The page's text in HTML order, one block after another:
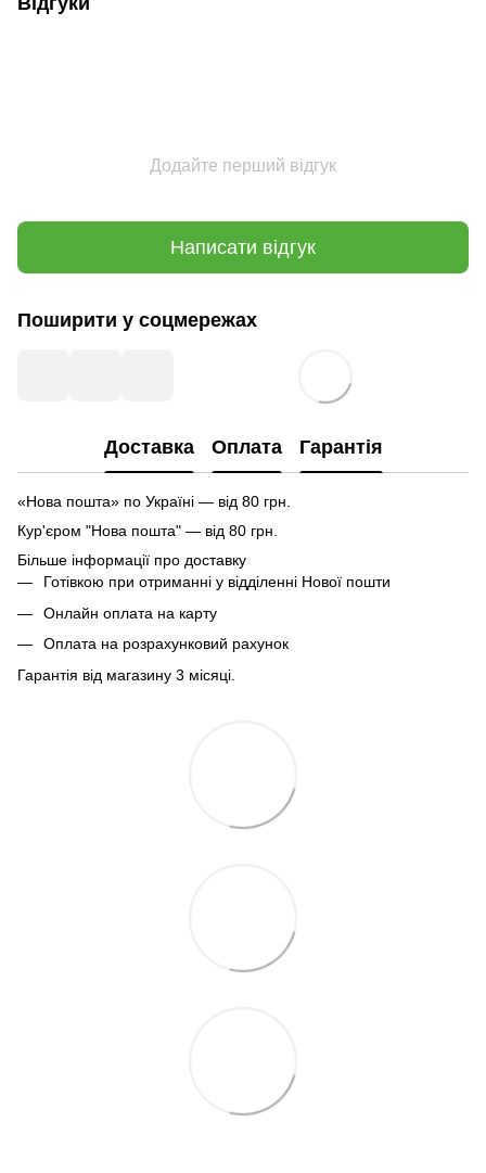
Додайте перший відгук
Написати відгук
Поширити у соцмережах
Доставка Оплата Гарантія
«Нова пошта» по Україні — від 80 грн.
Кур'єром "Нова пошта" — від 80 грн.
Більше інформації про доставку
Готівкою при отриманні у відділенні Нової пошти
Онлайн оплата на карту
Оплата на розрахунковий рахунок
Гарантія від магазину 3 місяці.